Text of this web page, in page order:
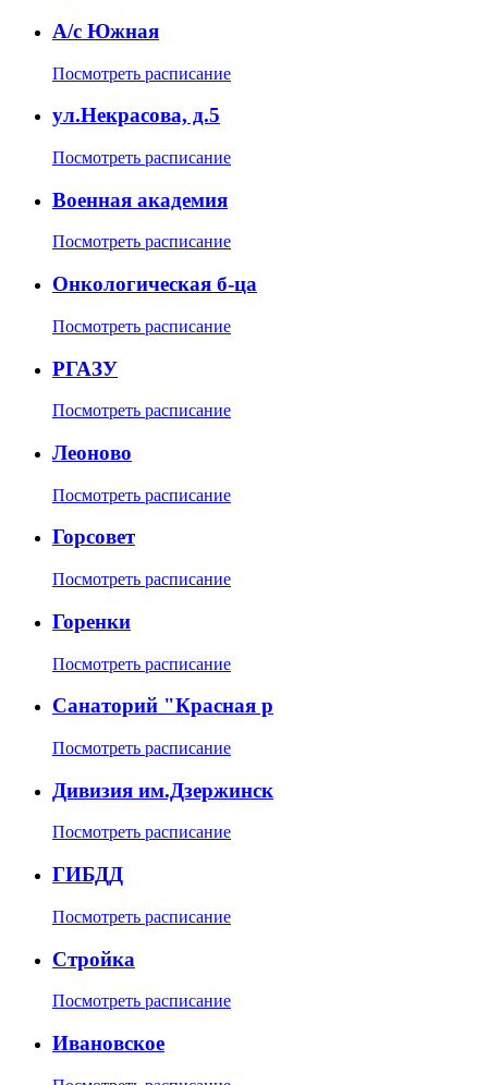
А/с Южная
Посмотреть расписание
ул.Некрасова, д.5
Посмотреть расписание
Военная академия
Посмотреть расписание
Онкологическая б-ца
Посмотреть расписание
РГАЗУ
Посмотреть расписание
Леоново
Посмотреть расписание
Горсовет
Посмотреть расписание
Горенки
Посмотреть расписание
Санаторий "Красная р
Посмотреть расписание
Дивизия им.Дзержинск
Посмотреть расписание
ГИБДД
Посмотреть расписание
Стройка
Посмотреть расписание
Ивановское